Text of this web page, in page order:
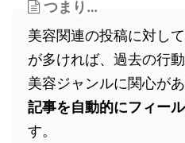
つまり…
美容関連の投稿に対し
が多ければ、過去の行
美容ジャンルに関心が
記事を自動的にフィー
す。